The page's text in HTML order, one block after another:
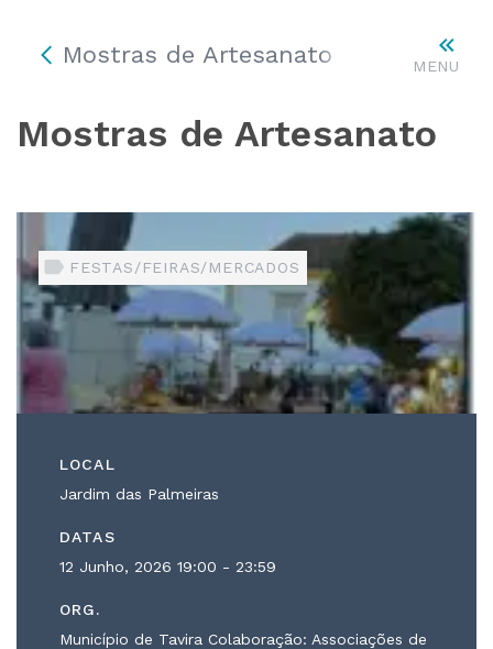
MENU
Mostras de Artesanato
Mostras de Artesanato
FESTAS/FEIRAS/MERCADOS
LOCAL
Jardim das Palmeiras
DATAS
12 Junho, 2026 19:00 - 23:59
ORG.
Município de Tavira Colaboração: Associações de